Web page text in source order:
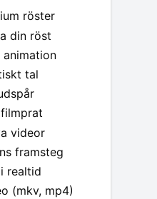
röster
din röst
tal
videor
framsteg
realtid
(mkv, mp4)